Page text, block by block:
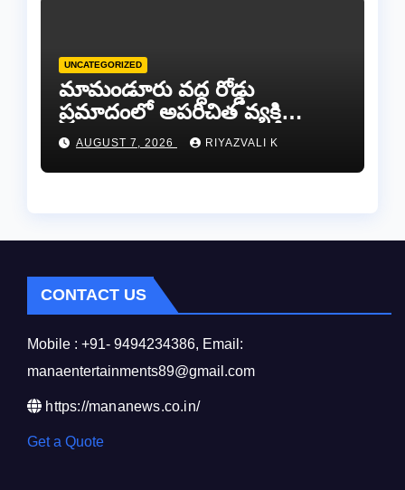
UNCATEGORIZED
​మామండూరు వద్ద రోడ్డు
ప్రమాదంలో అపరిచిత వ్యక్తి
మృతి…సమాచారం తెలిస్తే
సంప్రదించండి.
AUGUST 7, 2026 RIYAZVALI K
CONTACT US
Mobile : +91- 9494234386, Email:
manaentertainments89@gmail.com
https://mananews.co.in/
Get a Quote